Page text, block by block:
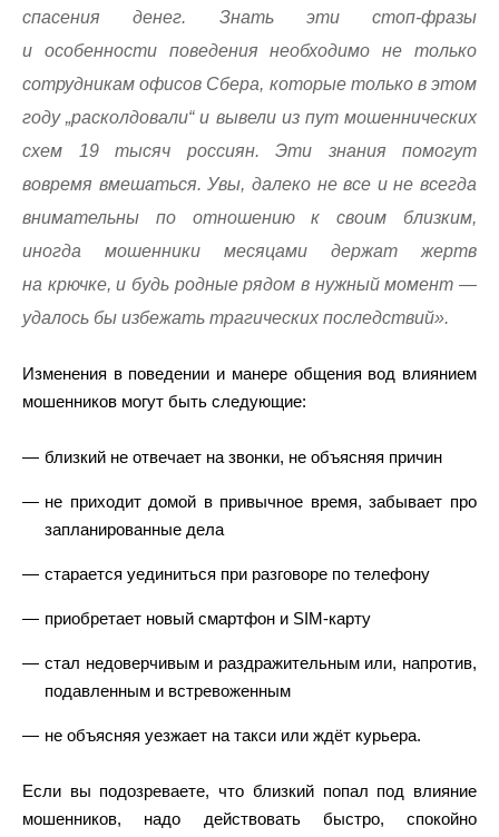
спасения денег. Знать эти стоп-фразы
и особенности поведения необходимо не только
сотрудникам офисов Сбера, которые только в этом
году „расколдовали“ и вывели из пут мошеннических
схем 19 тысяч россиян. Эти знания помогут
вовремя вмешаться. Увы, далеко не все и не всегда
внимательны по отношению к своим близким,
иногда мошенники месяцами держат жертв
на крючке, и будь родные рядом в нужный момент ―
удалось бы избежать трагических последствий».
Изменения в поведении и манере общения вод влиянием
мошенников могут быть следующие:
близкий не отвечает на звонки, не объясняя причин
не приходит домой в привычное время, забывает про
запланированные дела
старается уединиться при разговоре по телефону
приобретает новый смартфон и SIM-карту
стал недоверчивым и раздражительным или, напротив,
подавленным и встревоженным
не объясняя уезжает на такси или ждёт курьера.
Если вы подозреваете, что близкий попал под влияние
мошенников, надо действовать быстро, спокойно